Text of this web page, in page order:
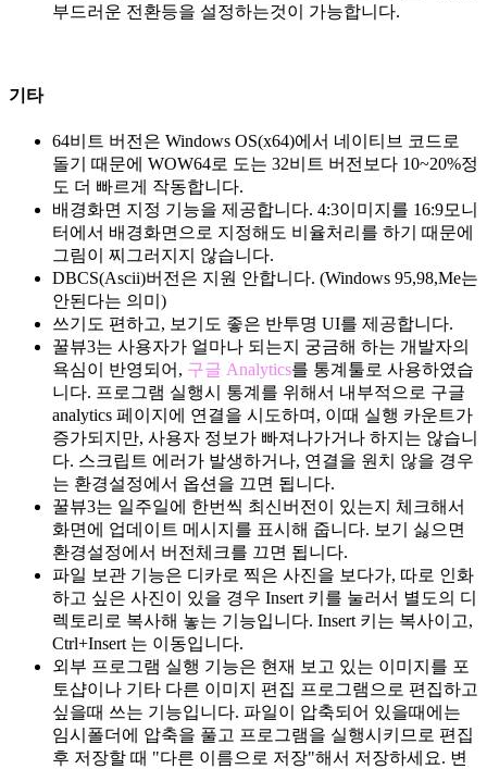
부드러운 전환등을 설정하는것이 가능합니다.
기타
64비트 버전은 Windows OS(x64)에서 네이티브 코드로
돌기 때문에 WOW64로 도는 32비트 버전보다 10~20%정
도 더 빠르게 작동합니다.
배경화면 지정 기능을 제공합니다. 4:3이미지를 16:9모니
터에서 배경화면으로 지정해도 비율처리를 하기 때문에
그림이 찌그러지지 않습니다.
DBCS(Ascii)버전은 지원 안합니다. (Windows 95,98,Me는
안된다는 의미)
쓰기도 편하고, 보기도 좋은 반투명 UI를 제공합니다.
꿀뷰3는 사용자가 얼마나 되는지 궁금해 하는 개발자의
욕심이 반영되어, 구글 Analytics를 통계툴로 사용하였습
니다. 프로그램 실행시 통계를 위해서 내부적으로 구글
analytics 페이지에 연결을 시도하며, 이때 실행 카운트가
증가되지만, 사용자 정보가 빠져나가거나 하지는 않습니
다. 스크립트 에러가 발생하거나, 연결을 원치 않을 경우
는 환경설정에서 옵션을 끄면 됩니다.
꿀뷰3는 일주일에 한번씩 최신버전이 있는지 체크해서
화면에 업데이트 메시지를 표시해 줍니다. 보기 싫으면
환경설정에서 버전체크를 끄면 됩니다.
파일 보관 기능은 디카로 찍은 사진을 보다가, 따로 인화
하고 싶은 사진이 있을 경우 Insert 키를 눌러서 별도의 디
렉토리로 복사해 놓는 기능입니다. Insert 키는 복사이고,
Ctrl+Insert 는 이동입니다.
외부 프로그램 실행 기능은 현재 보고 있는 이미지를 포
토샵이나 기타 다른 이미지 편집 프로그램으로 편집하고
싶을때 쓰는 기능입니다. 파일이 압축되어 있을때에는
임시폴더에 압축을 풀고 프로그램을 실행시키므로 편집
후 저장할 때 "다른 이름으로 저장"해서 저장하세요. 변